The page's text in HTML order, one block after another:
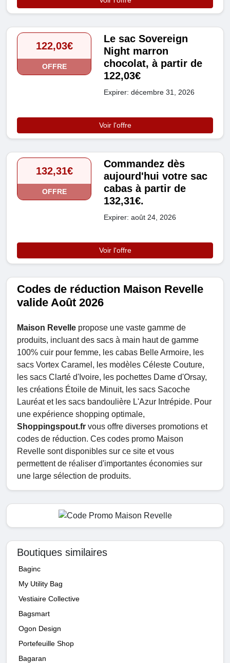
122,03€
OFFRE
Le sac Sovereign
Night marron
chocolat, à partir de
122,03€
Expirer: décembre 31, 2026
Voir l'offre
132,31€
OFFRE
Commandez dès
aujourd'hui votre sac
cabas à partir de
132,31€.
Expirer: août 24, 2026
Voir l'offre
Codes de réduction Maison Revelle
valide Août 2026
Maison Revelle propose une vaste gamme de
produits, incluant des sacs à main haut de gamme
100% cuir pour femme, les cabas Belle Armoire, les
sacs Vortex Caramel, les modèles Céleste Couture,
les sacs Clarté d'Ivoire, les pochettes Dame d'Orsay,
les créations Étoile de Minuit, les sacs Sacoche
Lauréat et les sacs bandoulière L'Azur Intrépide. Pour
une expérience shopping optimale,
Shoppingspout.fr vous offre diverses promotions et
codes de réduction. Ces codes promo Maison
Revelle sont disponibles sur ce site et vous
permettent de réaliser d'importantes économies sur
une large sélection de produits.
Boutiques similaires
Baginc
My Utility Bag
Vestiaire Collective
Bagsmart
Ogon Design
Portefeuille Shop
Bagaran